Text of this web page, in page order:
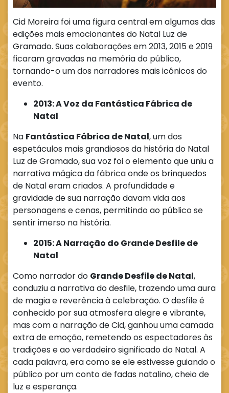
Cid Moreira foi uma figura central em algumas das
edições mais emocionantes do Natal Luz de
Gramado. Suas colaborações em 2013, 2015 e 2019
ficaram gravadas na memória do público,
tornando-o um dos narradores mais icônicos do
evento.
2013: A Voz da Fantástica Fábrica de
Natal
Na Fantástica Fábrica de Natal, um dos
espetáculos mais grandiosos da história do Natal
Luz de Gramado, sua voz foi o elemento que uniu a
narrativa mágica da fábrica onde os brinquedos
de Natal eram criados. A profundidade e
gravidade de sua narração davam vida aos
personagens e cenas, permitindo ao público se
sentir imerso na história.
2015: A Narração do Grande Desfile de
Natal
Como narrador do Grande Desfile de Natal,
conduziu a narrativa do desfile, trazendo uma aura
de magia e reverência à celebração. O desfile é
conhecido por sua atmosfera alegre e vibrante,
mas com a narração de Cid, ganhou uma camada
extra de emoção, remetendo os espectadores às
tradições e ao verdadeiro significado do Natal. A
cada palavra, era como se ele estivesse guiando o
público por um conto de fadas natalino, cheio de
luz e esperança.